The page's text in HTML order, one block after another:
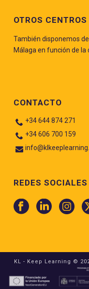
OTROS CENTROS
También disponemos
Málaga en función de la
CONTACTO
+34 644 874 271
+34 606 700 159
REDES SOCIALES
KL - Keep Learning ©